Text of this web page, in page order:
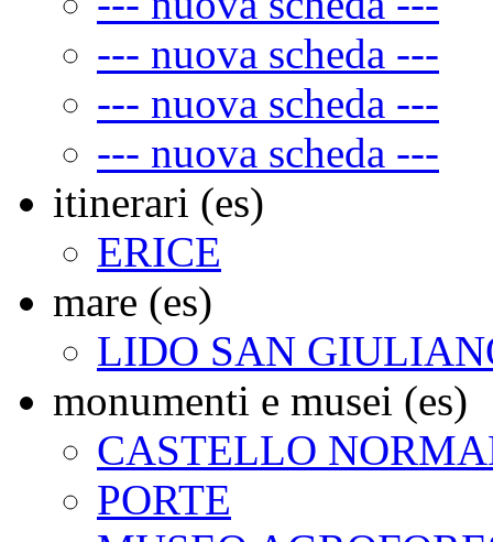
--- nuova scheda ---
--- nuova scheda ---
--- nuova scheda ---
itinerari (es)
ERICE
mare (es)
LIDO SAN
monumenti e musei (es)
CASTELLO
PORTE